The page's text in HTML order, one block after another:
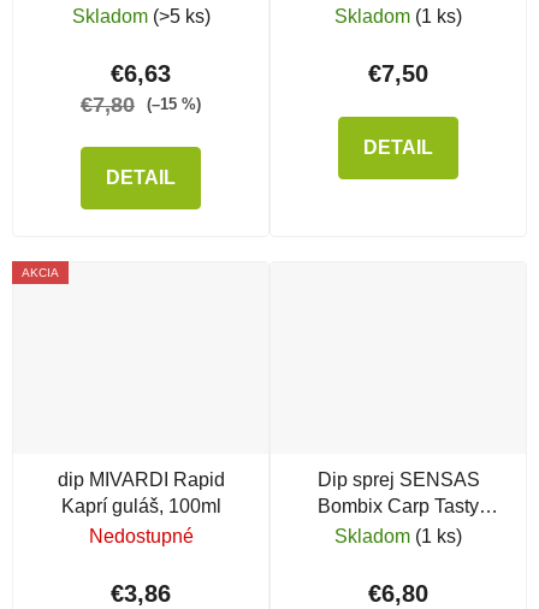
Skladom (>5 ks)
€6,63
€7,80 (–15 %)
DETAIL
Squid
Skladom (1 ks)
€7,50
DETAIL
AKCIA
dip MIVARDI Rapid
Kaprí guláš, 100ml
Nedostupné
€3,86
Dip sprej SENSAS
Bombix Carp Tasty
Cesnak
Skladom (1 ks)
€6,80